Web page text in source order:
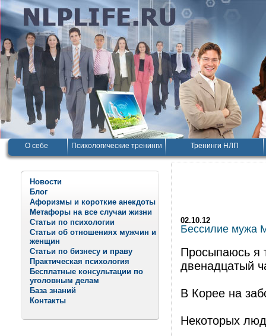
О себе Психологические тренинги Тренинги НЛП
Новости
Блог
Афоризмы и короткие анекдоты
Метафоры на все случаи жизни
Статьи по психологии
Статьи об отношениях мужчин и
женщин
Статьи по бизнесу и праву
Практическая психология
Бесплатные консультации по
уголовным делам
База знаний
Контакты
02.10.12
Бессилие мужа
Просыпаюсь я
двенадцатый
В Корее на
Некоторых